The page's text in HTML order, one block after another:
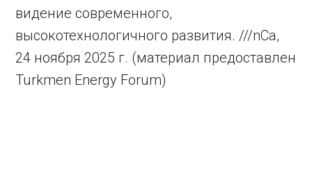
видение современного,
высокотехнологичного развития. ///nCa,
24 ноября 2025 г. (материал предоставлен
Turkmen Energy Forum)